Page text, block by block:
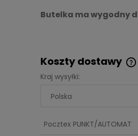
Butelka ma wygodny
Koszty dostawy
Kraj wysyłki:
Pocztex PUNKT/AUTOMAT